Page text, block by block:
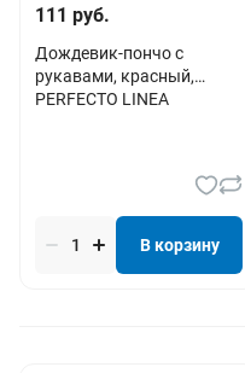
111 руб.
Дождевик-пончо c
рукавами, красный,
PERFECTO LINEA
В корзину